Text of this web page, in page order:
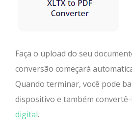
Faça o upload do seu
conversão começará
Quando terminar, você pode
dispositivo e também
digital.